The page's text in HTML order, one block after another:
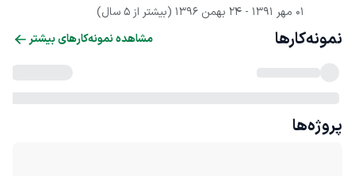
01 مهر 1391
- 24 بهمن 1396 (بیشتر از 5 سال)
نمونه‌کارها مشاهده نمونه‌کارهای بیشتر
پروژه‌ها